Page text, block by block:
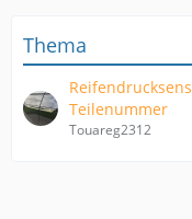
Thema
Teilenummer
Touareg2312